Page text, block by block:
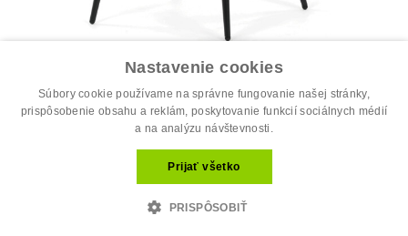
Jedálenská stolička, béžová, látka, D...
34.00 €
44.00 €
Nastavenie cookies
Súbory cookie používame na správne fungovanie našej stránky,
prispôsobenie obsahu a reklám, poskytovanie funkcií sociálnych médií
a na analýzu návštevnosti.
Prijať všetko
PRISPÔSOBIŤ